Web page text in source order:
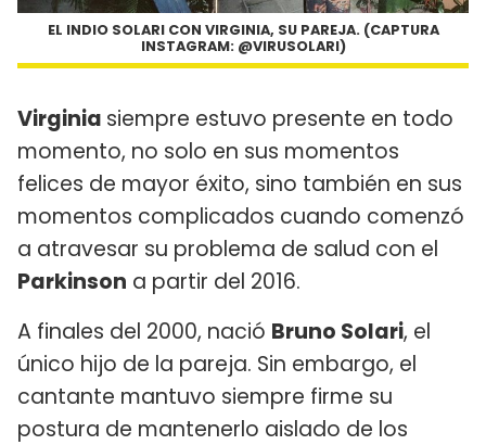
EL INDIO SOLARI CON VIRGINIA, SU PAREJA. (CAPTURA
INSTAGRAM: @VIRUSOLARI)
Virginia siempre estuvo presente en todo
momento, no solo en sus momentos
felices de mayor éxito, sino también en sus
momentos complicados cuando comenzó
a atravesar su problema de salud con el
Parkinson a partir del 2016.
A finales del 2000, nació Bruno Solari, el
único hijo de la pareja. Sin embargo, el
cantante mantuvo siempre firme su
postura de mantenerlo aislado de los